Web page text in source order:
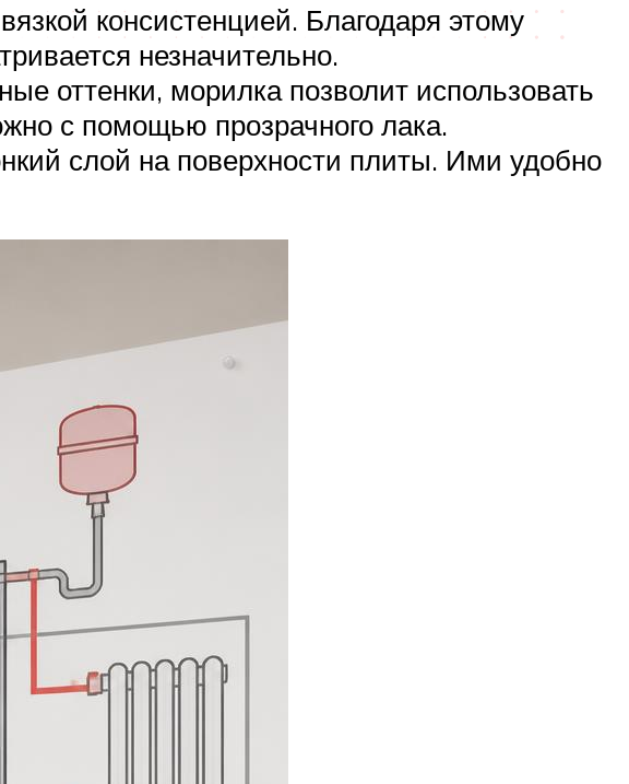
консистенцией. Благодаря этому
незначительно.
оттенки, морилка позволит использовать
с помощью прозрачного лака.
слой на поверхности плиты. Ими удобно